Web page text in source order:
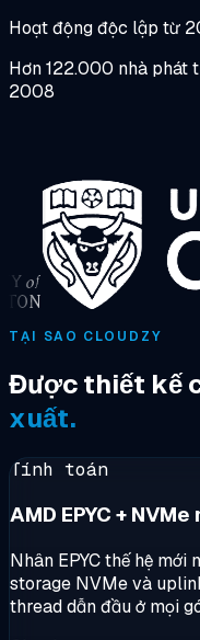
Hoạt động độc lập từ
Hơn 122.000 nhà phát
2008
TẠI SAO CLOUDZY
Được thiết kế
xuất.
Tính toán
AMD EPYC +
Nhân EPYC thế hệ mới
storage NVMe và
thread dẫn đầu ở mọi